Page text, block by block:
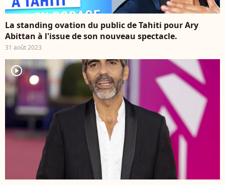
La standing ovation du public de Tahiti pour Ary
Abittan à l'issue de son nouveau spectacle.
31 août 2023
player2